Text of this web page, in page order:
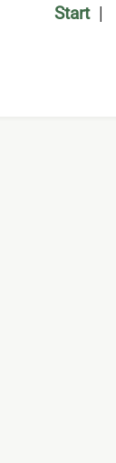
Start